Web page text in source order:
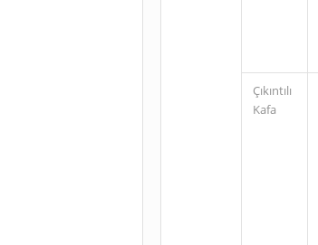
Çıkıntılı
Kafa